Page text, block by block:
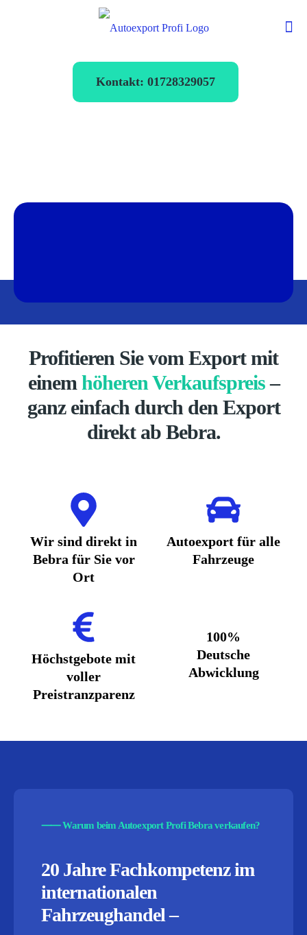
Kontakt: 01728329057
Profitieren Sie vom Export mit
einem höheren Verkaufspreis–
ganz einfach durch den Export
direkt ab Bebra.
Wir sind direkt in
Bebra für Sie vor
Ort
Autoexport für alle
Fahrzeuge
Höchstgebote mit
voller
Preistranzparenz
100%
Deutsche
Abwicklung
⸺Warum beim Autoexport Profi Bebra verkaufen?
20 Jahre Fachkompetenz im
internationalen
Fahrzeughandel –